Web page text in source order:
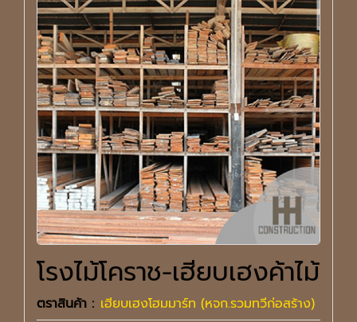
โรงไม้โคราช-เฮียบเฮงค้าไม้
ตราสินค้า : เฮียบเฮงโฮมมาร์ท (หจก.รวมทวีก่อสร้าง)